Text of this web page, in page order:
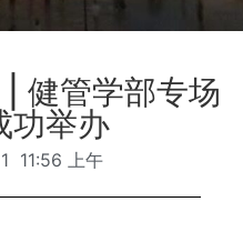
健管学部专场
功举办
11:56 上午